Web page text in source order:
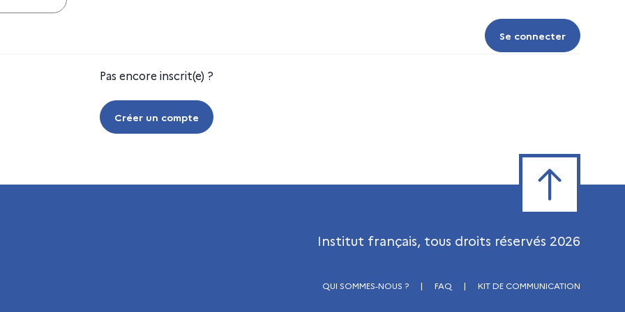
Se connecter
Se connecter
Pas encore inscrit(e) ?
Créer un compte
Institut français, tous droits réservés 2026
QUI SOMMES-NOUS ? | FAQ | KIT DE COMMUNICATION